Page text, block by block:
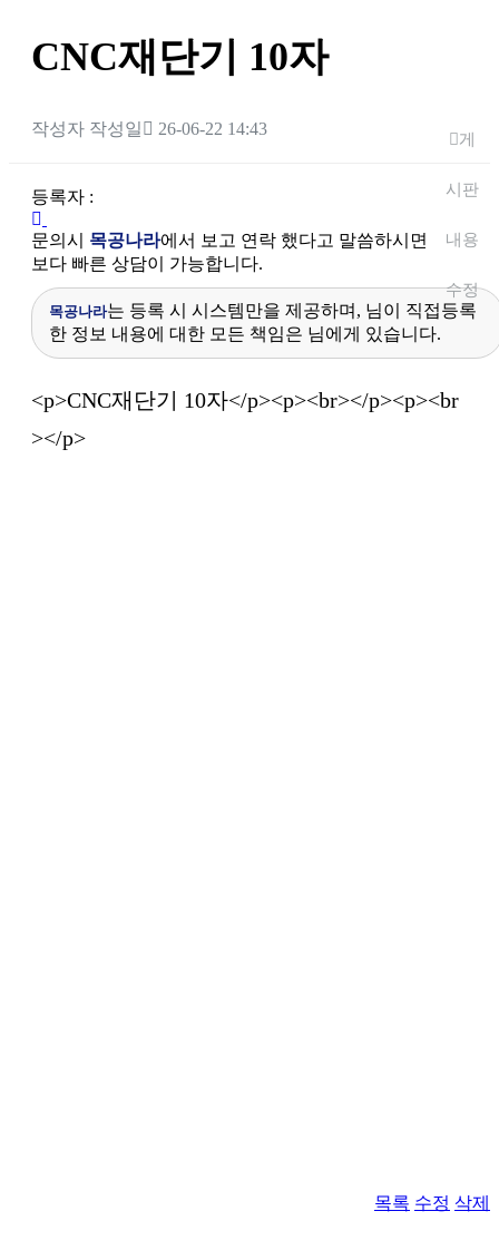
CNC재단기 10자
작성자 작성일 26-06-22 14:43
게
시판
내용
수정
등록자 :
문의시 목공나라에서 보고 연락 했다고 말씀하시면
보다 빠른 상담이 가능합니다.
목공나라는 등록 시 시스템만을 제공하며, 님이 직접등록
한 정보 내용에 대한 모든 책임은 님에게 있습니다.
<p>CNC재단기 10자</p><p><br></p><p><br
></p>
목록 수정 삭제